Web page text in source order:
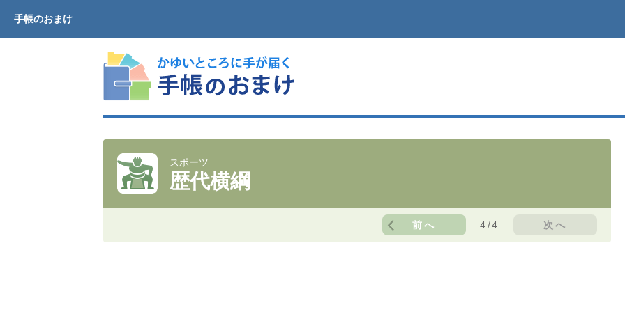
手帳のおまけ
スポーツ
歴代横綱
前へ 4/4 次へ